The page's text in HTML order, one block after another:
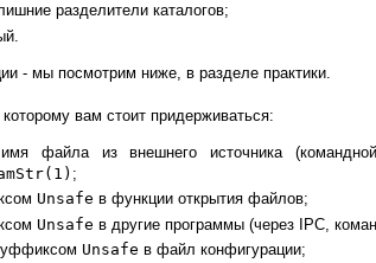
разделители каталогов;
- мы посмотрим ниже, в разделе практики.
вам стоит придерживаться:
файла из внешнего источника
;
Unsafe в функции открытия файлов;
Unsafe в другие программы (через IPC,
Unsafe в файл конфигурации;